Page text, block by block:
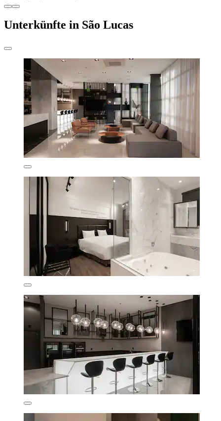
Unterkünfte in São Lucas